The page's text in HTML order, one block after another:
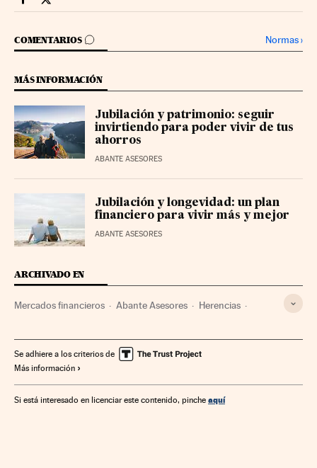
Mercados Financieros Cinco Días en Facebook
Mercados Financieros Cinco Días en Twitter
COMENTARIOS
IR A LOS COMENTARIOS Normas›
MÁS INFORMACIÓN
Jubilación y patrimonio: seguir
invirtiendo para poder vivir de tus
ahorros
ABANTE ASESORES
Jubilación y longevidad: un plan
financiero para vivir más y mejor
ABANTE ASESORES
ARCHIVADO EN
Mercados financieros Abante Asesores Herencias
Se adhiere a los criterios de
Más información
Si está interesado en licenciar este contenido, pinche aquí